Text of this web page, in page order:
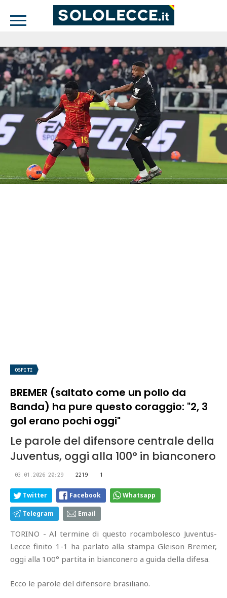
OSPITI
BREMER (saltato come un pollo da
Banda) ha pure questo coraggio: "2, 3
gol erano pochi oggi"
Le parole del difensore centrale della
Juventus, oggi alla 100° in bianconero
03.01.2026 20:29 2219 1
Twitter Facebook Whatsapp
Telegram Email
TORINO - Al termine di questo rocambolesco Juventus-
Lecce finito 1-1 ha parlato alla stampa Gleison Bremer,
oggi alla 100° partita in bianconero a guida della difesa.
Ecco le parole del difensore brasiliano.